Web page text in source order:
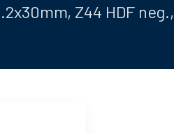
Z44 HDF neg.,